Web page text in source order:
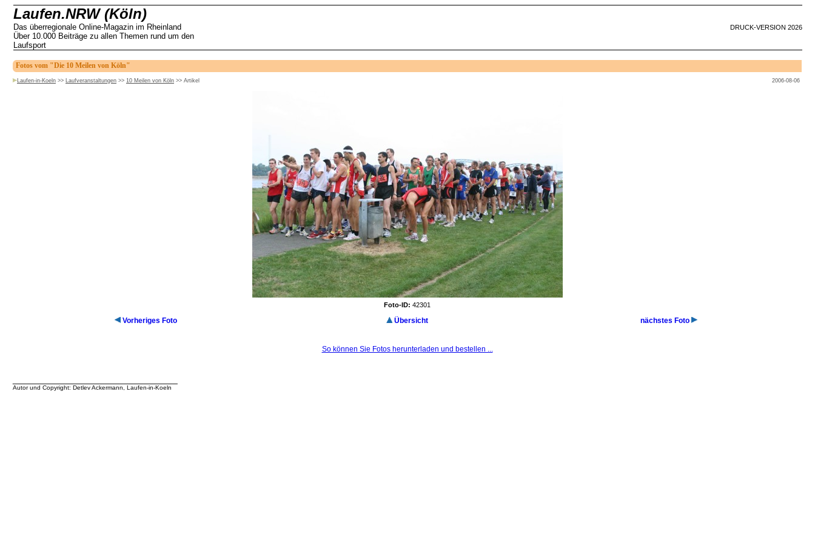
Laufen.NRW (Köln)
Das überregionale Online-Magazin im Rheinland
Über 10.000 Beiträge zu allen Themen rund um den
Laufsport
DRUCK-VERSION 2026
Fotos vom "Die 10 Meilen von Köln"
Laufen-in-Koeln >> Laufveranstaltungen >> 10 Meilen von Köln >> Artikel 2006-08-06
Foto-ID: 42301
Vorheriges Foto Übersicht nächstes Foto
So können Sie Fotos herunterladen und bestellen ...
Autor und Copyright: Detlev Ackermann, Laufen-in-Koeln